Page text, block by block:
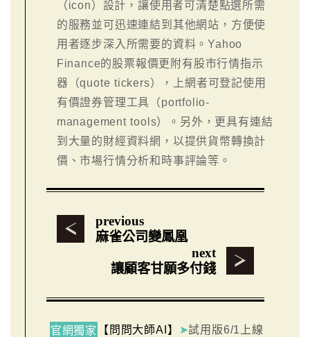
（icon）設計，讓使用者可清楚點選所需
的服務並可迅速連結到其他網站，方便使
用者逐步深入所需要的資料。Yahoo
Finance的股票報價更附有股市行情指示
器（quote tickers），上網者可登記使用
有價證券管理工具（portfolio-
management tools）。另外，更具有連結
到大量的財經資料網，以提供貨幣轉換計
價、市場行情分析和時事評論等。
previous
麻雀公司變鳳凰
next
讓顧客甘願多付錢
官網獨家 【問問大師AI】 ➤試用版6/1上線